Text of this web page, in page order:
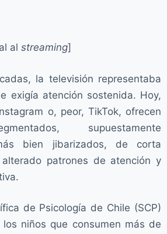
al streaming]
la televisión representaba
exigía atención sostenida. Hoy,
o, peor, TikTok, ofrecen
supuestamente
bien jibarizados, de corta
patrones de atención y
de Psicología de Chile (SCP)
niños que consumen más de